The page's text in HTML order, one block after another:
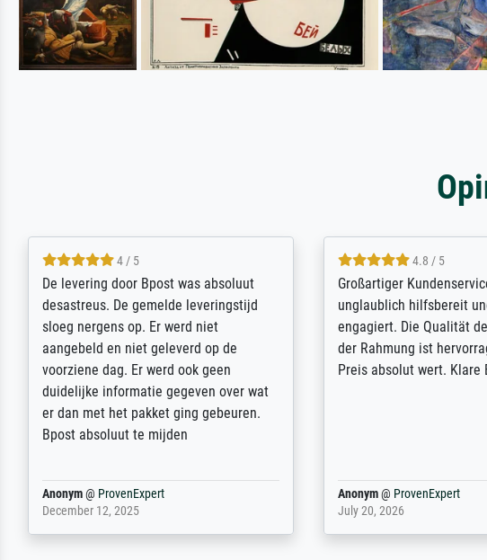
5 / 5
Sehr gute Qualität des Leinwanddrucks
und des Rahmens! Unser Bild wurde
sehr sorgfältig und sicher verpackt, so
dass es unbeschadet bei uns ankam. Es
wird nicht unser letzter Meisterdruck
sein. Vielen Dank!
Reinhold,@ProvenExpert
April 22, 2026
5 / 5
Für ein Erinnerungsbuch
Feldpost meines
Weltkrieg benötigte ich
ausdrucksvolles Bild.
Ihnen gefunden. Bei der
weiter. Vielen ...
Margot@ProvenExpert
February 20, 2026